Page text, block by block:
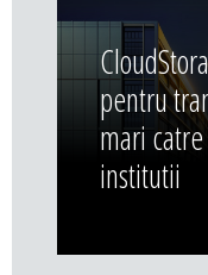
pentru
mari
institutii